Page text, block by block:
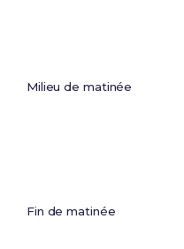
Milieu de matinée
Fin de matinée